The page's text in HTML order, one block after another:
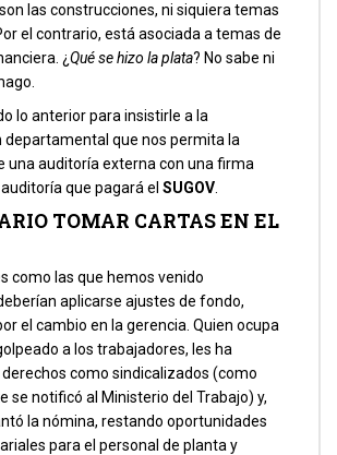
las construcciones, ni siquiera temas
el contrario, está asociada a temas de
¿Qué se hizo la plata? No sabe ni
lo anterior para insistirle a la
departamental que nos permita la
una auditoría externa con una firma
que pagará el SUGOV
TOMAR CARTAS EN EL
como las que hemos venido
aplicarse ajustes de fondo,
el cambio en la gerencia. Quien ocupa
a los trabajadores, les ha
como sindicalizados (como
se notificó al Ministerio del Trabajo) y,
la nómina, restando oportunidades
para el personal de planta y